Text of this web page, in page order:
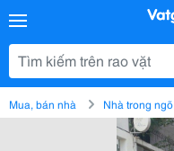
Mua, bán nhà Nhà trong ngõ